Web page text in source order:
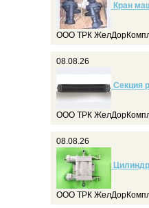
Кран
ООО ТРК
08.08.26
Секция
ООО ТРК
08.08.26
ООО ТРК